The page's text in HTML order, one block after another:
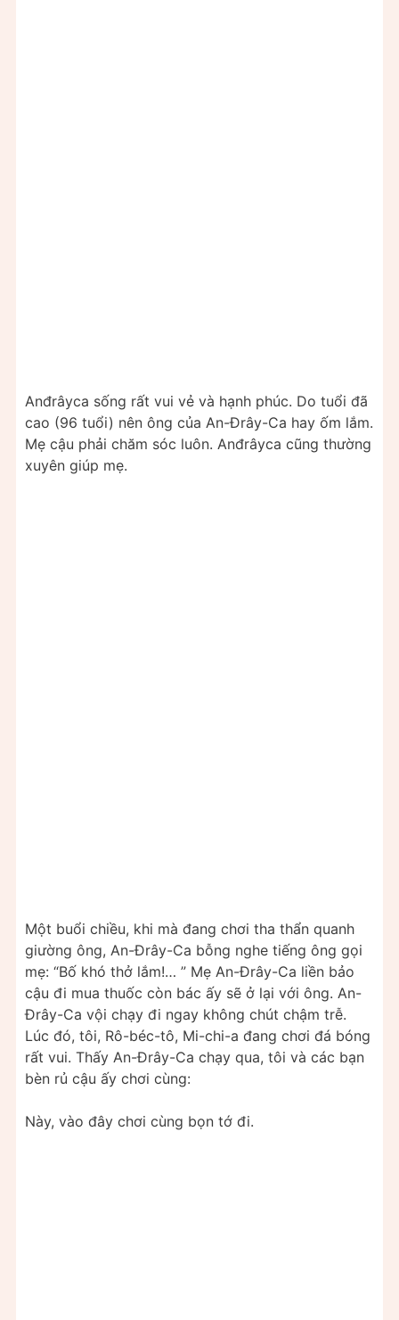
Anđrâyca sống rất vui vẻ và hạnh phúc. Do tuổi đã
cao (96 tuổi) nên ông của An-Đrây-Ca hay ốm lắm.
Mẹ cậu phải chăm sóc luôn. Anđrâyca cũng thường
xuyên giúp mẹ.
Một buổi chiều, khi mà đang chơi tha thẩn quanh
giường ông, An-Đrây-Ca bỗng nghe tiếng ông gọi
mẹ: “Bố khó thở lắm!… ” Mẹ An-Đrây-Ca liền bảo
cậu đi mua thuốc còn bác ấy sẽ ở lại với ông. An-
Đrây-Ca vội chạy đi ngay không chút chậm trễ.
Lúc đó, tôi, Rô-béc-tô, Mi-chi-a đang chơi đá bóng
rất vui. Thấy An-Đrây-Ca chạy qua, tôi và các bạn
bèn rủ cậu ấy chơi cùng:
Này, vào đây chơi cùng bọn tớ đi.